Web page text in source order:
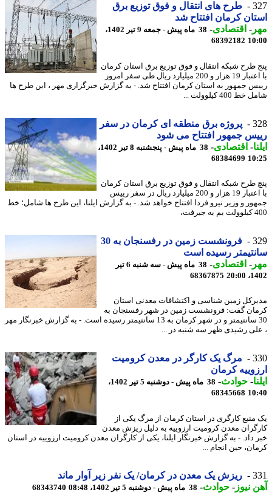
طرح های انتقال و فوق توزیع برق
کرمان افتتاح شد
-اقتصادی-
38 ماه پیش - جمعه 9 تیر 1402،
68392182
طرح شبکه انتقال و فوق توزیع برق استان کرمان
با اعتبار 19 هزار و 200 میلیارد ریال طی سفر امروز
جمهور به استان کرمان افتتاح شد. - به گزارش خبرگزاری مهر ، این طرح ها
400 کیلوولت ...
پروژه برق منطقه ای کرمان در سفر
جمهور افتتاح می شود
-اقتصادی-
38 ماه پیش - پنجشنبه 8 تیر 1402،
68384699
طرح شبکه انتقال و فوق توزیع برق استان کرمان
با اعتبار 19 هزار و 200 میلیارد ریال در سفر رییس
و وزیر نیرو فردا افتتاح خواهد شد. - به گزارش ایلنا، این طرح ها شامل؛ خط
فرونشست زمین در رفسنجان به 30
رسیده است
-اقتصادی-
38 ماه پیش - سه شنبه 6 تیر
68367875
زمین شناسی و اکتشافات معدنی استان
گفت: فرونشست زمین در شهر رفسنجان به
30 سانتیمتر و در شهر کرمان به 13 سانتیمتر رسیده است. - به گزارش خبرنگار مهر
رشیدی ظهر سه شنبه در ...
مرگ یک کارگر در معدن کرومیت
کرمان
-حوادث -
38 ماه پیش - دوشنبه 5 تیر 1402،
68345668
کارگری در استان کرمان از مرگ یکی از
معدن کرومیت ارزوییه به دلیل ریزش معدن
داد. - به گزارش خبرنگار ایلنا، یکی از کارگران معدن کرومیت ارزوییه در استان
حین انجام ...
ریزش یک معدن در کرمان/ یک نفر زیر آوار ماند
نیوز-حوادث -38 ماه پیش - دوشنبه 5 تیر 1402، 08:48 68343740